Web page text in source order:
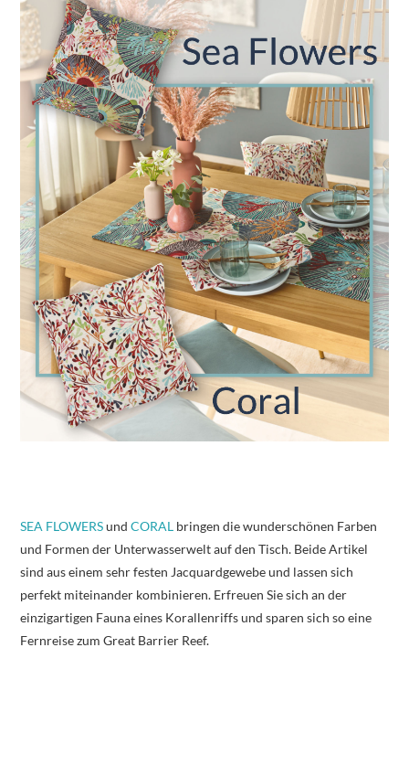
SEA FLOWERSundCORAL bringen die wunderschönen Farben
und Formen der Unterwasserwelt auf den Tisch. Beide Artikel
sind aus einem sehr festen Jacquardgewebe und lassen sich
perfekt miteinander kombinieren. Erfreuen Sie sich an der
einzigartigen Fauna eines Korallenriffs und sparen sich so eine
Fernreise zum Great Barrier Reef.